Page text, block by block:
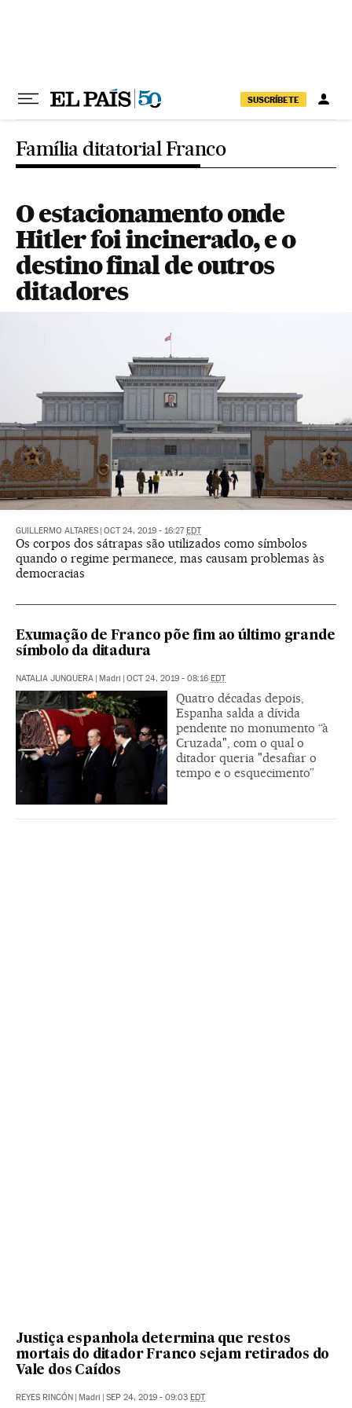
SUSCRÍBETE
Família ditatorial Franco
O estacionamento onde
Hitler foi incinerado, e o
destino final de outros
ditadores
GUILLERMO ALTARES OCT 24, 2019 - 16:27 EDT
Os corpos dos sátrapas são utilizados como símbolos
quando o regime permanece, mas causam problemas às
democracias
Exumação de Franco põe fim ao último grande
símbolo da ditadura
NATALIA JUNQUERA Madri OCT 24, 2019 - 08:16 EDT
Quatro décadas depois,
Espanha salda a dívida
pendente no monumento “à
Cruzada", com o qual o
ditador queria "desafiar o
tempo e o esquecimento”
Justiça espanhola determina que restos
mortais do ditador Franco sejam retirados do
Vale dos Caídos
REYES RINCÓN Madri SEP 24, 2019 - 09:03 EDT